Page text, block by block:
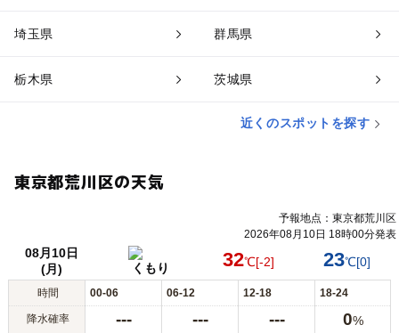
埼玉県 群馬県
栃木県 茨城県
近くのスポットを探す
東京都荒川区の天気
予報地点：東京都荒川区
2026年08月10日 18時00分発表
08月10日
(月)
くもり 32℃[-2] 23℃[0]
時間 00-06 06-12 12-18 18-24
降水確率 --- --- --- 0%